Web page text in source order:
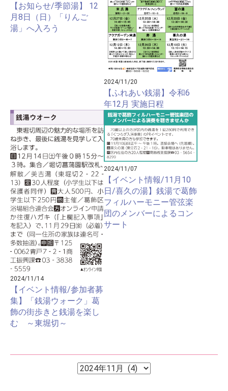
【お知らせ/季節湯】 12
月8日（日）「りんご
湯」へ入ろう
2024/11/20
【ふれあい銭湯】令和6
年12月 実施日程
2024/11/14
【イベント情報/参加者募
集】「銭湯ウォーク」葛
飾の街歩きと銭湯を楽し
む ～東堀切～
2024/11/07
【イベント情報/11月10
日/喜久の湯】銭湯で葛飾
フィルハーモニー管弦楽
団のメンバーによるコン
サート
ア